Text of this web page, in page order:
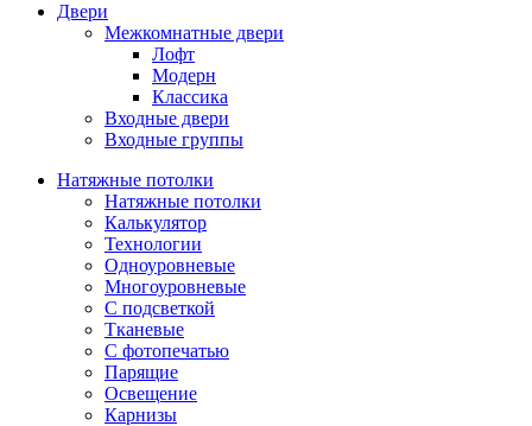
Двери
Межкомнатные двери
Лофт
Модерн
Классика
Входные двери
Входные группы
Натяжные потолки
Натяжные потолки
Калькулятор
Технологии
Одноуровневые
Многоуровневые
С подсветкой
Тканевые
С фотопечатью
Парящие
Освещение
Карнизы